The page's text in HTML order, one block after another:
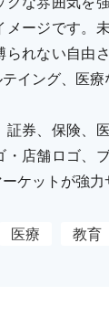
ージです。
れない自由
イング、医
券、保険、
店舗ロゴ、
ケットが強力
医療 教育